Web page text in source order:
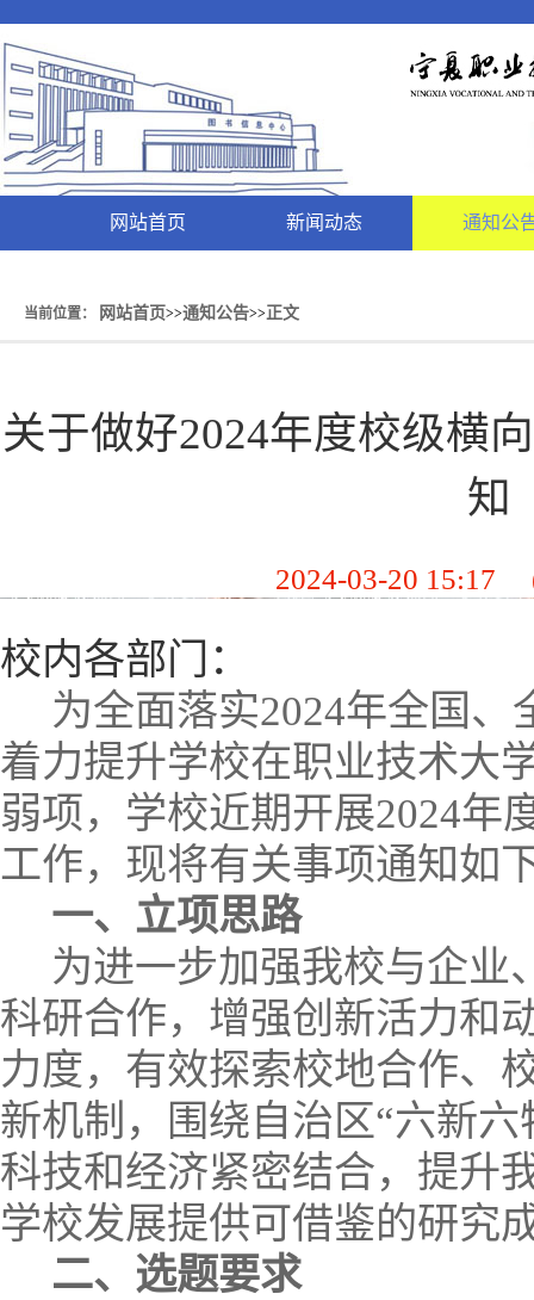
网站首页 新闻动态 通知公
当前位置： 网站首页>>通知公告>>正文
关于做好2024年度校级横
知
2024-03-20 15:17
校内各部门：
为全面落实2024年全国、
着力提升学校在职业技术大
弱项，学校近期开展2024年
工作，现将有关事项通知如
一、立项思路
为进一步加强我校与企业
科研合作，增强创新活力和
力度，有效探索校地合作、
新机制，围绕自治区“六新
科技和经济紧密结合，提升
学校发展提供可借鉴的研究
二、选题要求